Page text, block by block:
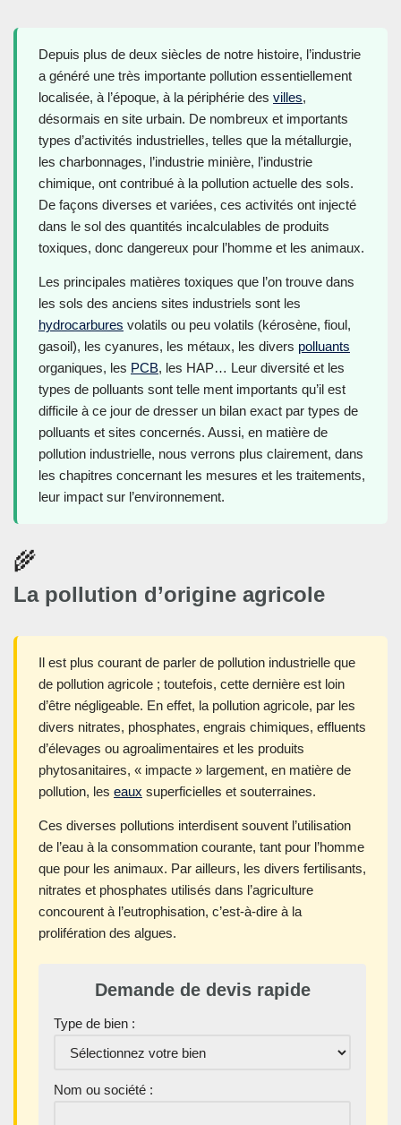
Depuis plus de deux siècles de notre histoire, l’industrie
a généré une très importante pollution essentiellement
localisée, à l’époque, à la périphérie des villes,
désormais en site urbain. De nombreux et importants
types d’activités industrielles, telles que la métallurgie,
les charbonnages, l’industrie minière, l’industrie
chimique, ont contribué à la pollution actuelle des sols.
De façons diverses et variées, ces activités ont injecté
dans le sol des quantités incalculables de produits
toxiques, donc dangereux pour l’homme et les animaux.
Les principales matières toxiques que l’on trouve dans
les sols des anciens sites industriels sont les
hydrocarbures volatils ou peu volatils (kérosène, fioul,
gasoil), les cyanures, les métaux, les divers polluants
organiques, les PCB, les HAP… Leur diversité et les
types de polluants sont telle ment importants qu’il est
difficile à ce jour de dresser un bilan exact par types de
polluants et sites concernés. Aussi, en matière de
pollution industrielle, nous verrons plus clairement, dans
les chapitres concernant les mesures et les traitements,
leur impact sur l’environnement.
🌾
La pollution d’origine agricole
Il est plus courant de parler de pollution industrielle que
de pollution agricole ; toutefois, cette dernière est loin
d’être négligeable. En effet, la pollution agricole, par les
divers nitrates, phosphates, engrais chimiques, effluents
d’élevages ou agroalimentaires et les produits
phytosanitaires, « impacte » largement, en matière de
pollution, les eaux superficielles et souterraines.
Ces diverses pollutions interdisent souvent l’utilisation
de l’eau à la consommation courante, tant pour l’homme
que pour les animaux. Par ailleurs, les divers fertilisants,
nitrates et phosphates utilisés dans l’agriculture
concourent à l’eutrophisation, c’est-à-dire à la
prolifération des algues.
Demande de devis rapide
Type de bien :
Nom ou société :